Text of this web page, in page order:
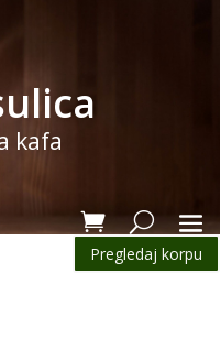
Pregledaj korpu